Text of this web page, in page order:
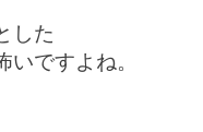
した
ですよね。